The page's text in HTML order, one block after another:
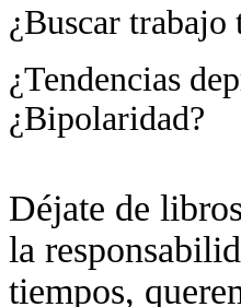
¿Buscar trabajo
¿Tendencias
¿Bipolaridad?
Déjate de
la
tiempos,